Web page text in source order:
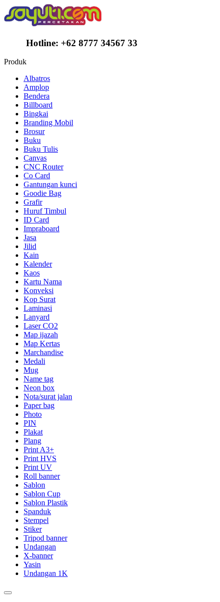
Hotline: +62 8777 34567 33
Produk
Albatros
Amplop
Bendera
Billboard
Bingkai
Branding Mobil
Brosur
Buku
Buku Tulis
Canvas
CNC Router
Co Card
Gantungan kunci
Goodie Bag
Grafir
Huruf Timbul
ID Card
Impraboard
Jasa
Jilid
Kain
Kalender
Kaos
Kartu Nama
Konveksi
Kop Surat
Laminasi
Lanyard
Laser CO2
Map ijazah
Map Kertas
Marchandise
Medali
Mug
Name tag
Neon box
Nota/surat jalan
Paper bag
Photo
PIN
Plakat
Plang
Print A3+
Print HVS
Print UV
Roll banner
Sablon
Sablon Cup
Sablon Plastik
Spanduk
Stempel
Stiker
Tripod banner
Undangan
X-banner
Yasin
Undangan 1K